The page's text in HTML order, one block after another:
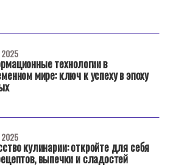
технологии в
мире: ключ к успеху в эпоху
кулинарии: откройте для себя
выпечки и сладостей